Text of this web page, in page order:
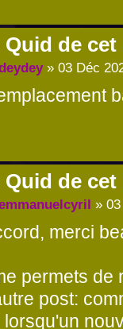
Quid de
» 03 Déc
Quid de
»
merci
permets de
post:
lorsqu'un